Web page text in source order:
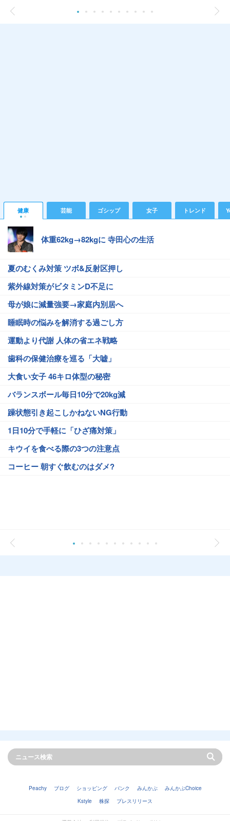
健康 芸能 ゴシップ 女子 トレンド
体重62kg→82kgに 寺田心の生活
夏のむくみ対策 ツボ&反射区押し
紫外線対策がビタミンD不足に
母が娘に減量強要→家庭内別居へ
睡眠時の悩みを解消する過ごし方
運動より代謝 人体の省エネ戦略
歯科の保健治療を巡る「大嘘」
大食い女子 46キロ体型の秘密
バランスボール毎日10分で20kg減
躁状態引き起こしかねないNG行動
1日10分で手軽に「ひざ痛対策」
キウイを食べる際の3つの注意点
コーヒー 朝すぐ飲むのはダメ?
Peachy ブログ ショッピング バンク みんかぶ
みんかぶChoice
Kstyle
株探 プレスリリース